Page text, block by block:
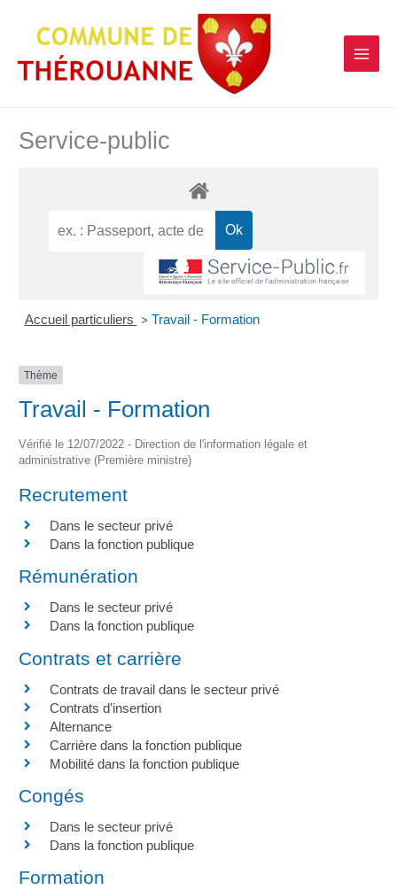
contenu
Service-public
Accueil particuliers > Travail - Formation
Thème
Travail - Formation
Vérifié le 12/07/2022 - Direction de l'information légale et
administrative (Première ministre)
Recrutement
Dans le secteur privé
Dans la fonction publique
Rémunération
Dans le secteur privé
Dans la fonction publique
Contrats et carrière
Contrats de travail dans le secteur privé
Contrats d'insertion
Alternance
Carrière dans la fonction publique
Mobilité dans la fonction publique
Congés
Dans le secteur privé
Dans la fonction publique
Formation